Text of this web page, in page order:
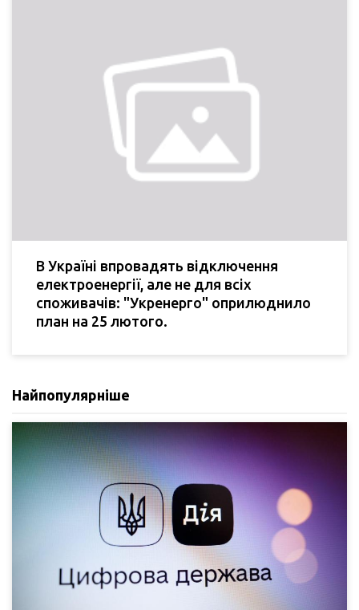
В Україні впровадять відключення
електроенергії, але не для всіх
споживачів: "Укренерго" оприлюднило
план на 25 лютого.
Найпопулярніше